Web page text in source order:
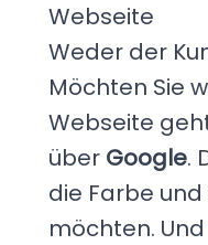
Webseite
Weder der
Möchten Sie
Webseite
über Google.
die Farbe und
möchten.